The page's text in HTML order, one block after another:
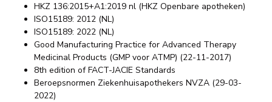
HKZ 136:2015+A1:2019 nl (HKZ Openbare apotheken)
ISO15189: 2012 (NL)
ISO15189: 2022 (NL)
Good Manufacturing Practice for Advanced Therapy
Medicinal Products (GMP voor ATMP) (22-11-2017)
8th edition of FACT-JACIE Standards
Beroepsnormen Ziekenhuisapothekers NVZA (29-03-
2022)